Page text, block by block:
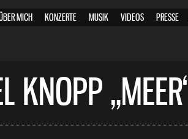
MICH KONZERTE MUSIK VIDEOS PRESSE
KNOPP